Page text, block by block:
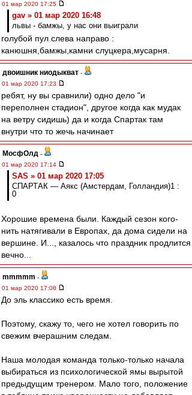
01 мар 2020 17:25
gav » 01 мар 2020 16:48
львы - бамжы, у нас они выиграли
голубой пул слева направо :
канюшня,бамжы,камни слуцкера,мусарня.
двоишник ниодыкват -
01 мар 2020 17:23
ребят, ну вы сравнили) одно дело "и
переполнен стадион", другое когда как мудак
на ветру сидишь) да и когда Спартак там
внутри что то жечь начинает
МосфОлд -
01 мар 2020 17:14
SAS » 01 мар 2020 17:05
СПАРТАК — Аякс (Амстердам, Голландия)1 :
0
Хорошие времена были. Каждый сезон кого-
нить натягивали в Европах, да дома сидели на
вершине. И..., казалось что праздник продлится
вечно...
mmmmm -
01 мар 2020 17:08
До эль классико есть время.
Поэтому, скажу то, чего не хотел говорить по
свежим вчерашним следам.
Наша молодая команда только-только начала
выбираться из психологической ямы вырытой
предыдущим тренером. Мало того, положение